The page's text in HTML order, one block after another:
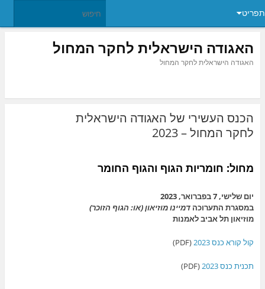
תפריט
האגודה הישראלית לחקר המחול
האגודה הישראלית לחקר המחול
הכנס העשירי של האגודה הישראלית
לחקר המחול – 2023
מחול: חומריות הגוף והגוף החומר
יום שלישי, 7 בפברואר, 2023
במסגרת התערוכה דמיינו מוזיאון (או: הגוף הזוכר)
מוזיאון תל אביב לאמנות
קול קורא כנס 2023 (PDF)
תכנית כנס 2023 (PDF)